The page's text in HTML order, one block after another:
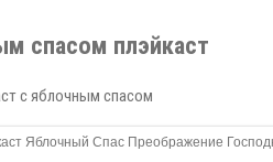
спасом плэйкаст
с яблочным спасом